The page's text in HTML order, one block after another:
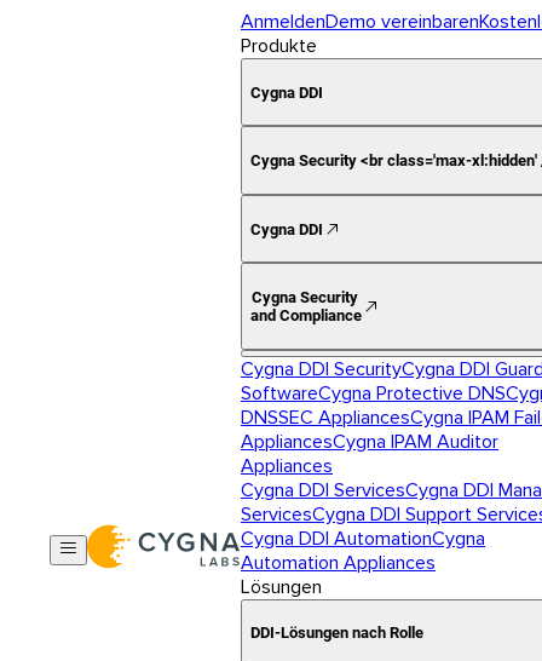
AnmeldenDemo vereinbaren
Produkte
Cygna DDI
Cygna Security <br class='max-xl:hidden'
Cygna DDI
Cygna Security
and Compliance
Cygna DDI SecurityCygna DDI
SoftwareCygna Protective DNS
DNSSEC AppliancesCygna IPAM
AppliancesCygna IPAM Auditor
Appliances
Cygna DDI ServicesCygna DDI
ServicesCygna DDI Support
Cygna DDI AutomationCygna
Automation Appliances
Lösungen
DDI-Lösungen nach Rolle